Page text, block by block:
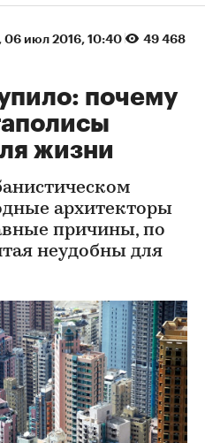
⁠, 06 июл 2016, 10:40 49 468
почему
жизни
архитекторы
причины, по
неудобны для